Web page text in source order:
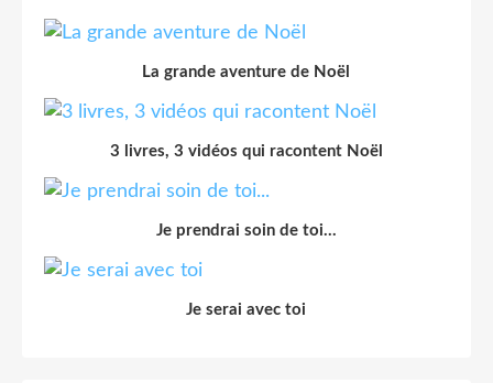
La grande aventure de Noël
3 livres, 3 vidéos qui racontent Noël
Je prendrai soin de toi...
Je serai avec toi